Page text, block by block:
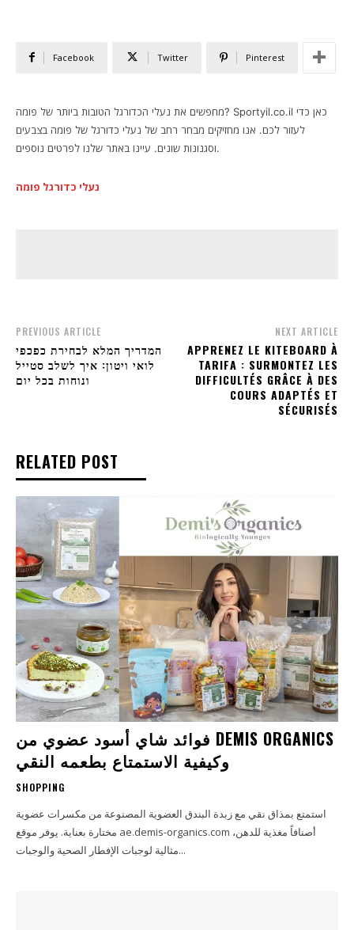
Facebook Twitter Pinterest
מחפשים את נעלי הכדורגל הטובות ביותר של פומה? Sportyil.co.il כאן כדי
לעזור לכם. אנו מחזיקים מבחר רחב של נעלי כדורגל של פומה בצבעים
וסגנונות שונים. עיינו באתר שלנו לפרטים נוספים.
נעלי כדורגל פומה
PREVIOUS ARTICLE
המדריך המלא לבחירת כפכפי
לואי ויטון: איך לשלב סטייל
ונוחות בכל יום
NEXT ARTICLE
APPRENEZ LE KITEBOARD À
TARIFA : SURMONTEZ LES
DIFFICULTÉS GRÂCE À DES
COURS ADAPTÉS ET
SÉCURISÉS
RELATED POST
فوائد شاي أسود عضوي من DEMIS ORGANICS
وكيفية الاستمتاع بطعمه النقي
SHOPPING
استمتع بمذاق نقي مع زبدة البندق العضوية المصنوعة من مكسرات عضوية
مختارة بعناية. يوفر موقع ae.demis-organics.com أصنافاً مغذية للدهن،
مثالية لوجبات الإفطار الصحية والوجبات...